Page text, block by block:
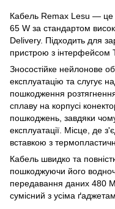
Кабель Remax Lesu — це
65 W за стандартом
Delivery. Підходить для
пристрою з інтерфейсом
Зносостійке нейлонове
експлуатацію та слугує
пошкодження
сплаву на корпусі
пошкоджень, завдяки
експлуатації. Місце, де
вставкою з
Кабель швидко та
пошкоджуючи його
передавання даних 480
сумісний з усіма